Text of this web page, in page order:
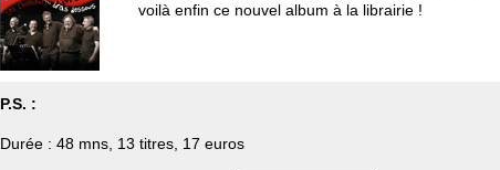
voilà enfin ce nouvel album à la librairie !
P.S. :
Durée : 48 mns, 13 titres, 17 euros